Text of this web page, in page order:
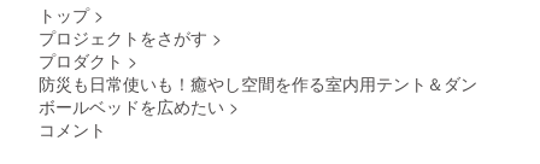
リーサ
イズ(大
トップ >
プロジェクトをさがす >
プロダクト >
防災も日常使いも！癒やし空間を作る室内用テント＆ダン
ボールベッドを広めたい >
コメント